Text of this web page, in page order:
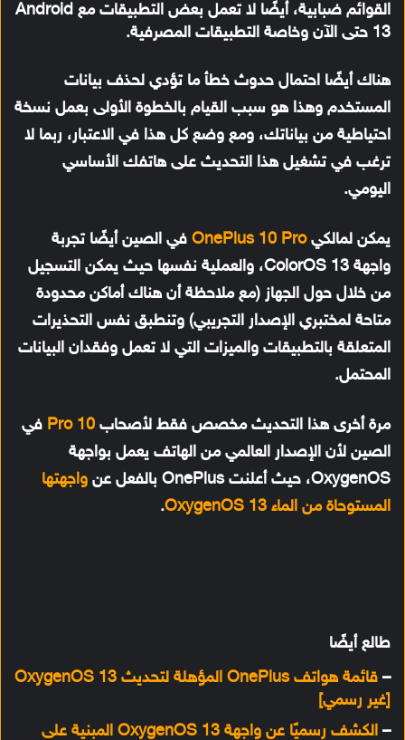
القوائم ضبابية، أيضًا لا تعمل بعض التطبيقات مع Android
13 حتى الآن وخاصة التطبيقات المصرفية.
هناك أيضًا احتمال حدوث خطأ ما تؤدي لحذف بيانات
المستخدم وهذا هو سبب القيام بالخطوة الأولى بعمل نسخة
احتياطية من بياناتك، ومع وضع كل هذا في الاعتبار، ربما لا
ترغب في تشغيل هذا التحديث على هاتفك الأساسي
اليومي.
يمكن لمالكيOnePlus 10 Pro في الصين أيضًا تجربة
واجهة ColorOS 13، والعملية نفسها حيث يمكن التسجيل
من خلال حول الجهاز (مع ملاحظة أن هناك أماكن محدودة
متاحة لمختبري الإصدار التجريبي) وتنطبق نفس التحذيرات
المتعلقة بالتطبيقات والميزات التي لا تعمل وفقدان البيانات
المحتمل.
مرة أخرى هذا التحديث مخصص فقط لأصحاب 10 Pro
في
الصين لأن الإصدار العالمي من الهاتف يعمل بواجهة
OxygenOS، حيث أعلنت OnePlus بالفعل عن
واجهتها
المستوحاة من الماء OxygenOS 13
.
طالع أيضًا
–
قائمة هواتف OnePlus المؤهلة لتحديث OxygenOS 13
[غير رسمي]
–
الكشف رسميًا عن واجهة OxygenOS 13 المبنية على